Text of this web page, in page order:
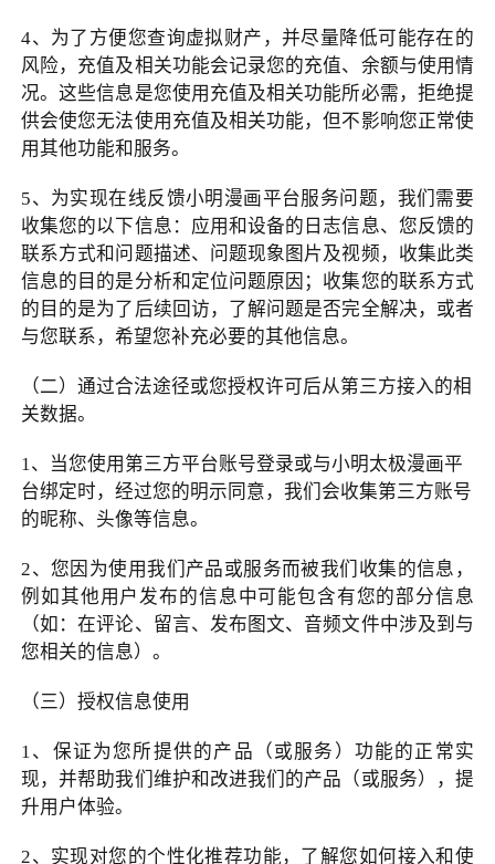
4、为了方便您查询虚拟财产，并尽量降低可能存在的
风险，充值及相关功能会记录您的充值、余额与使用情
况。这些信息是您使用充值及相关功能所必需，拒绝提
供会使您无法使用充值及相关功能，但不影响您正常使
用其他功能和服务。
5、为实现在线反馈小明漫画平台服务问题，我们需要
收集您的以下信息：应用和设备的日志信息、您反馈的
联系方式和问题描述、问题现象图片及视频，收集此类
信息的目的是分析和定位问题原因；收集您的联系方式
的目的是为了后续回访，了解问题是否完全解决，或者
与您联系，希望您补充必要的其他信息。
（二）通过合法途径或您授权许可后从第三方接入的相
关数据。
1 、当您使用第三方平台账号登录或与小明太极漫画平
台绑定时，经过您的明示同意，我们会收集第三方账号
的昵称、头像等信息。
2、您因为使用我们产品或服务而被我们收集的信息，
例如其他用户发布的信息中可能包含有您的部分信息
（如：在评论、留言、发布图文、音频文件中涉及到与
您相关的信息）。
（三）授权信息使用
1、保证为您所提供的产品（或服务）功能的正常实
现，并帮助我们维护和改进我们的产品（或服务），提
升用户体验。
2、实现对您的个性化推荐功能，了解您如何接入和使